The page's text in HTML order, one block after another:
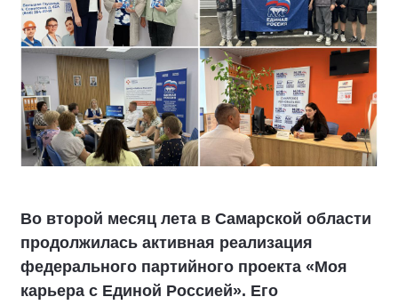
Во второй месяц лета в Самарской области
продолжилась активная реализация
федерального партийного проекта «Моя
карьера с Единой Россией». Его